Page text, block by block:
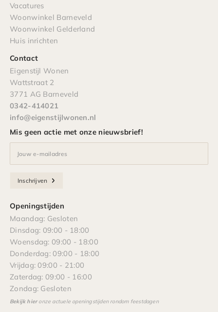
Vacatures
Woonwinkel Barneveld
Woonwinkel Gelderland
Huis inrichten
Contact
Eigenstijl Wonen
Wattstraat 2
3771 AG Barneveld
0342-414021
info@eigenstijlwonen.nl
Mis geen actie met onze nieuwsbrief!
Jouw e-mailadres
Inschrijven
Openingstijden
Maandag: Gesloten
Dinsdag: 09:00 - 18:00
Woensdag: 09:00 - 18:00
Donderdag: 09:00 - 18:00
Vrijdag: 09:00 - 21:00
Zaterdag: 09:00 - 16:00
Zondag: Gesloten
Bekijk hieronze actuele openingstijden rondom feestdagen